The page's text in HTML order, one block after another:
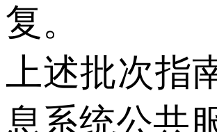
复。
上述批次指
息系统公共